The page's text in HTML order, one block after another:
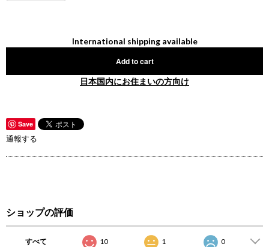
International shipping available
Add to cart
日本国内にお住まいの方向け
Save
通報する
ショップの評価
すべて 10 1 0